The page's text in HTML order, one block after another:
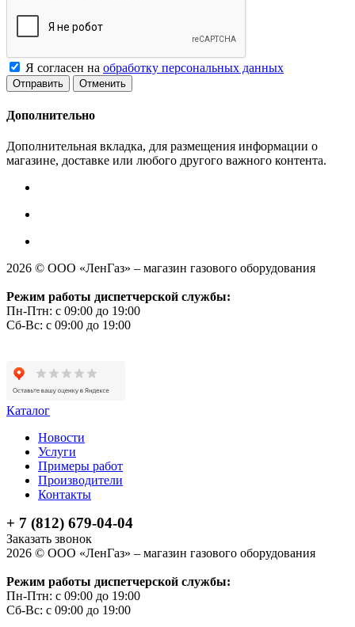
Я согласен на обработку персональных данных
Отменить
Дополнительно
Дополнительная вкладка, для размещения информации о
магазине, доставке или любого другого важного контента.
2026 © ООО «ЛенГаз» – магазин газового оборудования
Режим работы диспетчерской службы:
Пн-Птн: с 09:00 до 19:00
Сб-Вс: с 09:00 до 19:00
Каталог
Новости
Услуги
Примеры работ
Производители
Контакты
+ 7 (812) 679-04-04
Заказать звонок
2026 © ООО «ЛенГаз» – магазин газового оборудования
Режим работы диспетчерской службы:
Пн-Птн: с 09:00 до 19:00
Сб-Вс: с 09:00 до 19:00